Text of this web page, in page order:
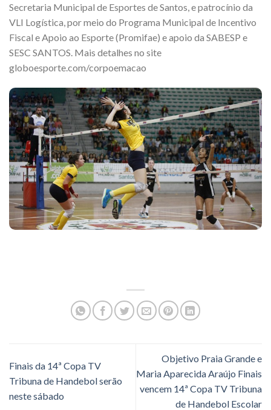
Secretaria Municipal de Esportes de Santos, e patrocínio da
VLI Logística, por meio do Programa Municipal de Incentivo
Fiscal e Apoio ao Esporte (Promifae) e apoio da SABESP e
SESC SANTOS. Mais detalhes no site
globoesporte.com/corpoemacao
Finais da 14ª Copa TV
Tribuna de Handebol serão
neste sábado
Objetivo Praia Grande e
Maria Aparecida Araújo Finais
vencem 14ª Copa TV Tribuna
de Handebol Escolar